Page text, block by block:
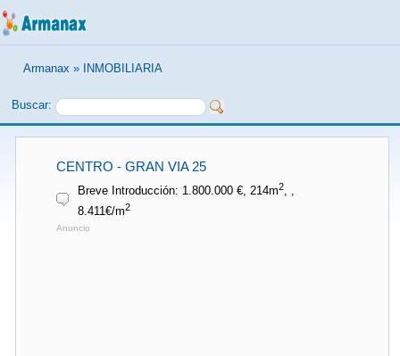
Armanax » INMOBILIARIA
Buscar:
CENTRO - GRAN VIA 25
Breve Introducción: 1.800.000 €, 214m2, ,
8.411€/m2
Anuncio